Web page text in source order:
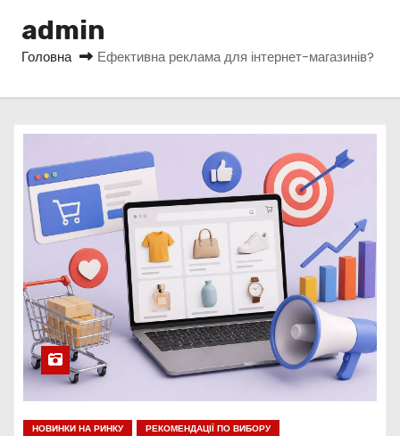
admin
Головна Ефективна реклама для інтернет-магазинів?
НОВИНКИ НА РИНКУ РЕКОМЕНДАЦІЇ ПО ВИБОРУ